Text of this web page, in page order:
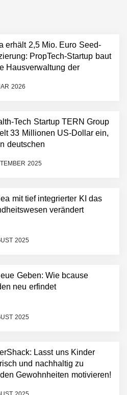
erhält 2,5 Mio. Euro Seed-
PropTech-Startup baut
Hausverwaltung der
2026
Tech Startup TERN Group
33 Millionen US-Dollar ein,
deutschen
2025
mit tief integrierter KI das
verändert
2025
Geben: Wie bcause
neu erfindet
2025
Lasst uns Kinder
und nachhaltig zu
Gewohnheiten motivieren!
erhält 2,5 Mio.
Startup baut
Health-Tech Startup
Group sammelt 33
zu
das Gesundheitswesen
Spenden neu